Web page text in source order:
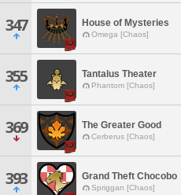
347 House of Mysteries
Omega [Chaos]
355 Tantalus Theater
Phantom [Chaos]
369 The Greater Good
Cerberus [Chaos]
393 Grand Theft Chocobo
Spriggan [Chaos]